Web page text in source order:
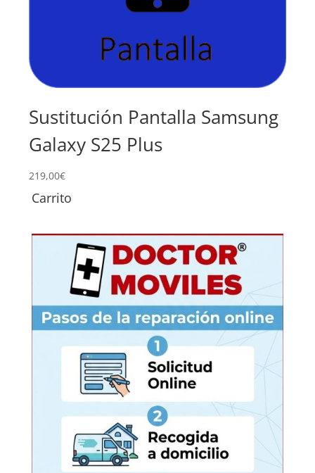
Sustitución Pantalla Samsung
Galaxy S25 Plus
219,00€
Carrito